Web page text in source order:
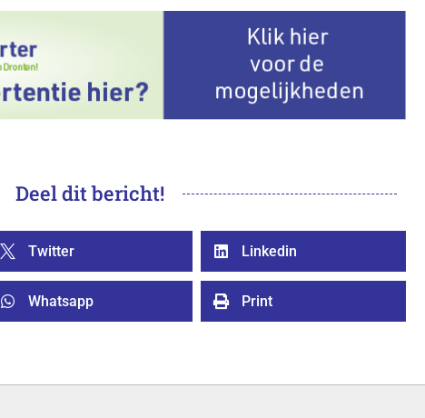
Deel dit bericht!
 Twitter  Linkedin
 Whatsapp  Print